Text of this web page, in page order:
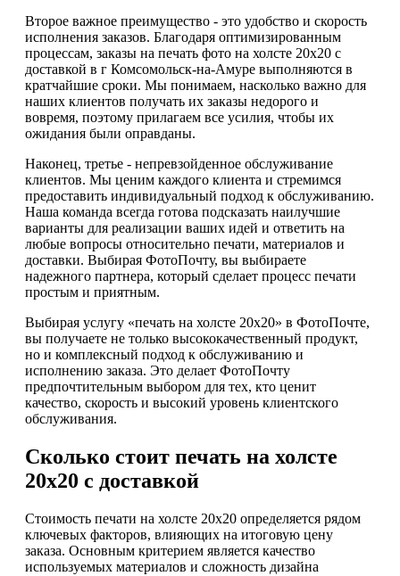
Второе важное преимущество - это удобство и скорость
исполнения заказов. Благодаря оптимизированным
процессам, заказы на печать фото на холсте 20х20 с
доставкой в г Комсомольск-на-Амуре выполняются в
кратчайшие сроки. Мы понимаем, насколько важно для
наших клиентов получать их заказы недорого и
вовремя, поэтому прилагаем все усилия, чтобы их
ожидания были оправданы.
Наконец, третье - непревзойденное обслуживание
клиентов. Мы ценим каждого клиента и стремимся
предоставить индивидуальный подход к обслуживанию.
Наша команда всегда готова подсказать наилучшие
варианты для реализации ваших идей и ответить на
любые вопросы относительно печати, материалов и
доставки. Выбирая ФотоПочту, вы выбираете
надежного партнера, который сделает процесс печати
простым и приятным.
Выбирая услугу «печать на холсте 20х20» в ФотоПочте,
вы получаете не только высококачественный продукт,
но и комплексный подход к обслуживанию и
исполнению заказа. Это делает ФотоПочту
предпочтительным выбором для тех, кто ценит
качество, скорость и высокий уровень клиентского
обслуживания.
Сколько стоит печать на холсте
20х20 с доставкой
Стоимость печати на холсте 20х20 определяется рядом
ключевых факторов, влияющих на итоговую цену
заказа. Основным критерием является качество
используемых материалов и сложность дизайна